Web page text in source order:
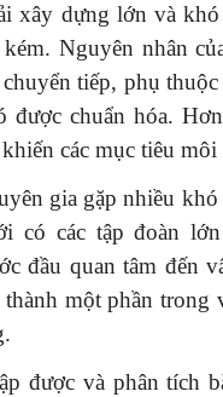
xây dựng lớn và
Nguyên nhân
tiếp, phụ
được chuẩn hóa.
các mục tiêu
gia gặp nhiều
có các tập đoàn
đầu quan tâm đến
một phần trong
được và phân tích